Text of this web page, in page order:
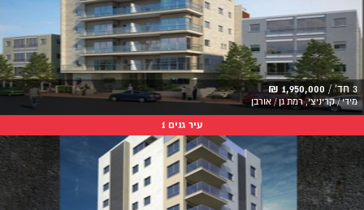
3 חד' / 1,950,000 ₪
מידי / קריניצי, רמת גן / אורבן
עיר גנים 1